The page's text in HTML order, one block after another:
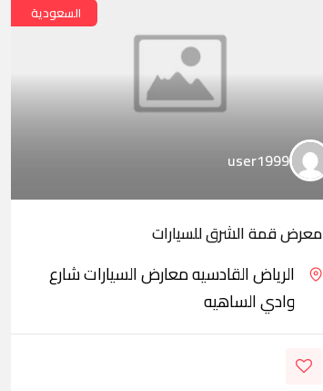
السعودية
user1999
معرض قمة الشرق للسيارات
الرياض القادسيه معارض السيارات شارع
وادي الساهيه